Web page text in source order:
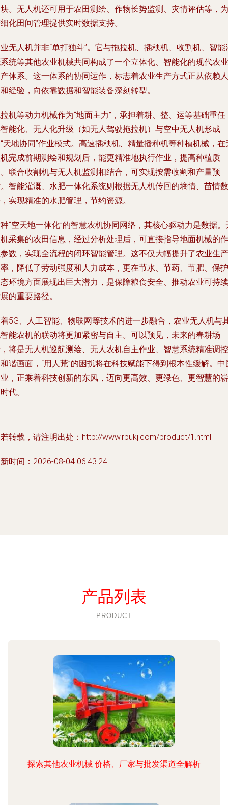
。无人机还可用于农田测绘、作物长势监测、灾情评估等，为
化田间管理提供实时数据支持。
无人机并非“单打独斗”。它与拖拉机、插秧机、收割机、智能
统等其他农业机械共同构成了一个立体化、智能化的现代农业
体系。这一体系的协同运作，标志着农业生产方式正从依赖人
经验，向依靠数据和智能装备深刻转型。
机等动力机械作为“地面主力”，承担着耕、整、运等基础重任
能化、无人化升级（如无人驾驶拖拉机）与空中无人机形成
天地协同”作业模式。高速插秧机、精量播种机等种植机械，在
完成前期测绘和规划后，能更精准地执行作业，提高种植质
联合收割机与无人机监测相结合，可实现按需收割和产量预
智能灌溉、水肥一体化系统则根据无人机传回的墒情、苗情数
实现精准的水肥管理，节约资源。
“空天地一体化”的智慧农机协同网络，其核心驱动力是数据。
采集的农田信息，经过分析处理后，可直接指导地面机械的作
数，实现全流程的闭环智能管理。这不仅大幅提升了农业生产
，降低了劳动强度和人力成本，更在节水、节药、节肥、保护
环境方面展现出巨大潜力，是保障粮食安全、推动农业可持续
的重要路径。
5G、人工智能、物联网等技术的进一步融合，农业无人机与
能农机的联动将更加紧密与自主。可以预见，未来的春耕场
将是无人机巡航测绘、无人农机自主作业、智慧系统精准调控
谐画面，“用人荒”的困扰将在科技赋能下得到根本性缓解。中
，正乘着科技创新的东风，迈向更高效、更绿色、更智慧的崭
代。
转载，请注明出处：http://www.rbukj.com/product/1.html
时间：2026-08-04 06:43:24
产品列表
PRODUCT
探索其他农业机械 价格、厂家与批发渠道全解析